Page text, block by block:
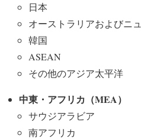
日本
オーストラリアおよびニ
韓国
ASEAN
その他のアジア太平洋
中東・アフリカ（MEA）
サウジアラビア
南アフリカ